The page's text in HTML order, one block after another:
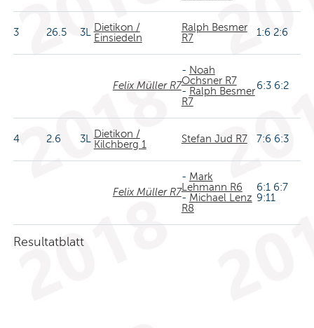
3 26.5 3LDietikon /
Einsiedeln
Ralph Besmer
R7
1:6 2:6
Felix Müller R7
- Noah
Ochsner R7
- Ralph Besmer
R7
6:3 6:2
4 2.6 3LDietikon /
Kilchberg 1
Stefan Jud R7 7:6 6:3
Felix Müller R7
- Mark
Lehmann R6
- Michael Lenz
R8
6:1 6:7
9:11
Resultatblatt